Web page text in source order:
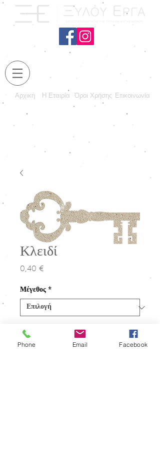
Αρχική Η Εταιρία Όροι Χρήσης Επικοινωνία
Κλειδί
0,40 €Τιμή
Μέγεθος *
Ποσότητα
Phone Email Facebook